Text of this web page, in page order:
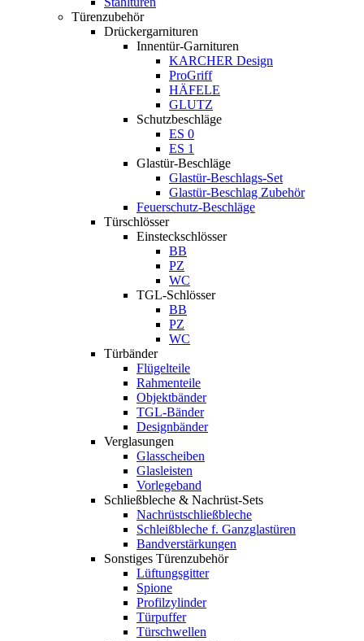
Türenzubehör
Drückergarnituren
Innentür-Garnituren
KARCHER Design
ProGriff
HÄFELE
GLUTZ
Schutzbeschläge
ES 0
ES 1
Glastür-Beschläge
Glastür-Beschlags-Set
Glastür-Beschlag Zubehör
Feuerschutz-Beschläge
Türschlösser
Einsteckschlösser
BB
PZ
WC
TGL-Schlösser
BB
PZ
WC
Türbänder
Flügelteile
Rahmenteile
Objektbänder
TGL-Bänder
Designbänder
Verglasungen
Glasscheiben
Glasleisten
Vorlegeband
Schließbleche & Nachrüst-Sets
Nachrüstschließbleche
Schleißbleche f. Ganzglastüren
Bandverstärkungen
Sonstiges Türenzubehör
Lüftungsgitter
Spione
Profilzylinder
Türpuffer
Türschwellen